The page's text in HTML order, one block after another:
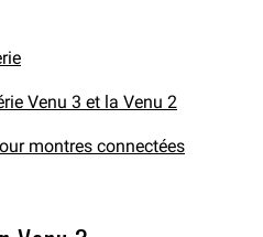
Venu 3 et la Venu 2
montres connectées